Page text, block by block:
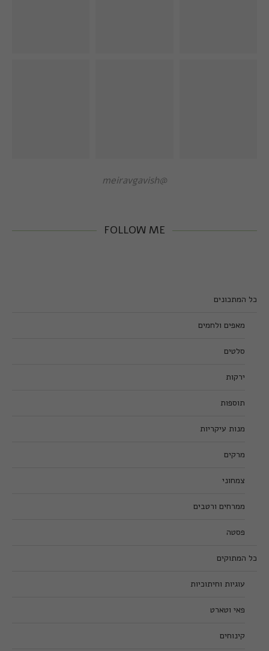
@meiravgavish
FOLLOW ME
כל המתכונים
מאפים ולחמים
סלטים
ירקות
תוספות
מנות עיקריות
מרקים
צמחוני
ממרחים ורטבים
פסטה
כל המתוקים
עוגיות וחיתוכיות
פאי וטארט
קינוחים